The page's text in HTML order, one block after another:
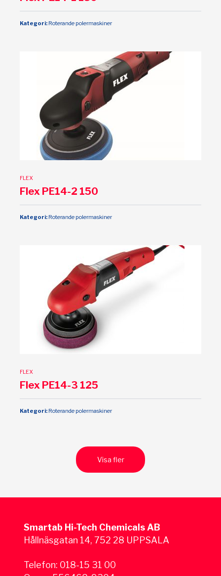
Kategori: Roterande polermaskiner
FLEX
Flex PE14-2 150
Kategori: Roterande polermaskiner
FLEX
Flex PE14-3 125
Kategori: Roterande polermaskiner
Visa fler
Smartab Hi-Tech Chemicals AB
Hållnäsgatan 14, 752 28 UPPSALA
Telefon: 018-15 31 00